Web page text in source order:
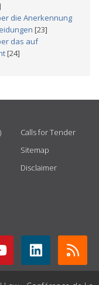
die Anerkennung
[23]
das auf
[24]
Calls for Tender
Sitemap
Disclaimer